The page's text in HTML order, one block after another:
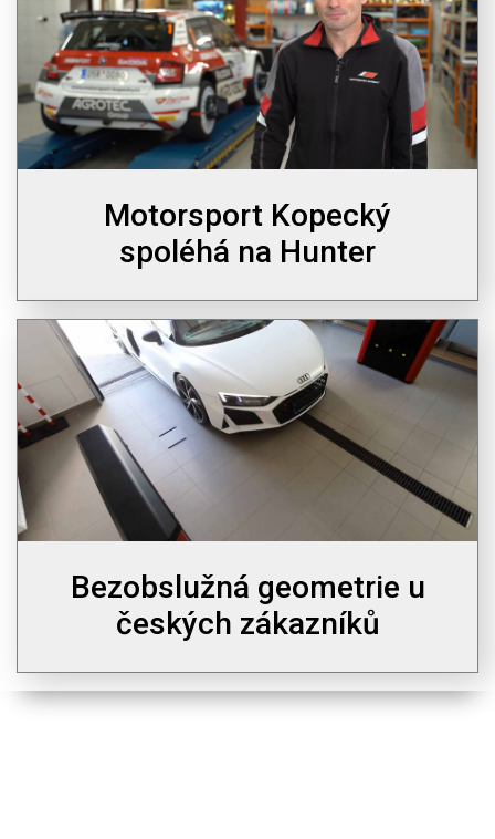
Motorsport Kopecký
spoléhá na Hunter
Bezobslužná geometrie u
českých zákazníků